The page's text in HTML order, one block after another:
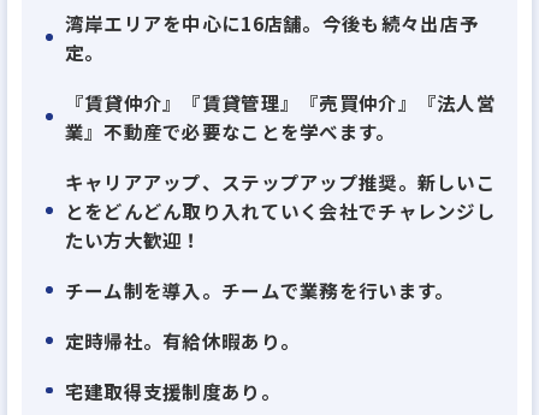
豊洲、木場、清須白河、蔵前、御茶ノ水、浜松町、
神楽坂、田町、高輪、亀戸、三ノ輪、四谷、大森と
続々と店舗展開し現在16店舗。新規事業もスタート
しており凄いスピードで成長してます。その秘訣は、
やご紹介の輪が広がっていること。誰よりも身近な
暮らしのコンシェルジュとして、誠実な対応を心がけ
湾岸エリアを中心に16店舗。今後も続々出店予
定。
『賃貸仲介』『賃貸管理』『売買仲介』『法人営
業』不動産で必要なことを学べます。
キャリアアップ、ステップアップ推奨。新しいこ
とをどんどん取り入れていく会社でチャレンジし
たい方大歓迎！
チーム制を導入。チームで業務を行います。
定時帰社。有給休暇あり。
宅建取得支援制度あり。